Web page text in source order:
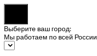
Выберите ваш город:
Мы работаем по всей России